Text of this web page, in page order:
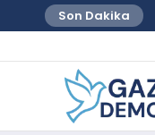
Son Dakika